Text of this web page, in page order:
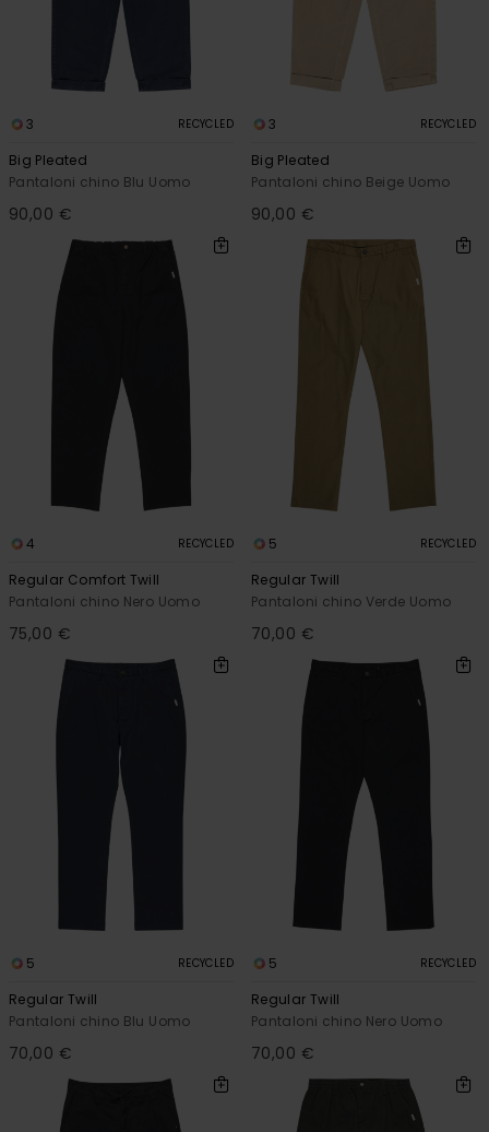
3 RECYCLED
Big Pleated
Pantaloni chino Blu Uomo
90,00 €
3 RECYCLED
Big Pleated
Pantaloni chino Beige Uomo
90,00 €
4 RECYCLED
Regular Comfort Twill
Pantaloni chino Nero Uomo
75,00 €
5 RECYCLED
Regular Twill
Pantaloni chino Verde Uomo
70,00 €
5 RECYCLED
Regular Twill
Pantaloni chino Blu Uomo
70,00 €
5 RECYCLED
Regular Twill
Pantaloni chino Nero Uomo
70,00 €